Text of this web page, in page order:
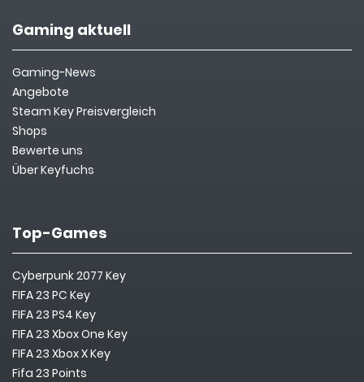
Gaming aktuell
Gaming-News
Angebote
Steam Key Preisvergleich
Shops
Bewerte uns
Über Keyfuchs
Top-Games
Cyberpunk 2077 Key
FIFA 23 PC Key
FIFA 23 PS4 Key
FIFA 23 Xbox One Key
FIFA 23 Xbox X Key
Fifa 23 Points